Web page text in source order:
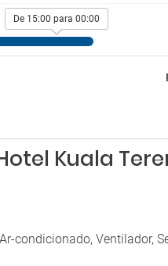
Fax / Fotocopiadora
Máquina de café
Sala de reuniões
Venda de excursões
De 15:00 para 00:00
Kuala
condicionado, Ventilador,